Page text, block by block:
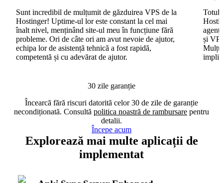
Sunt incredibil de mulțumit de găzduirea VPS de la
Hostinger! Uptime-ul lor este constant la cel mai
înalt nivel, menținând site-ul meu în funcțiune fără
probleme. Ori de câte ori am avut nevoie de ajutor,
echipa lor de asistență tehnică a fost rapidă,
competentă și cu adevărat de ajutor.
Totul
și
30 zile garanție
Încearcă fără riscuri datorită celor 30 de zile de garanție
necondiționată. Consultă politica noastră de rambursare pentru
detalii.
Începe acum
Explorează mai multe aplicații de
implementat